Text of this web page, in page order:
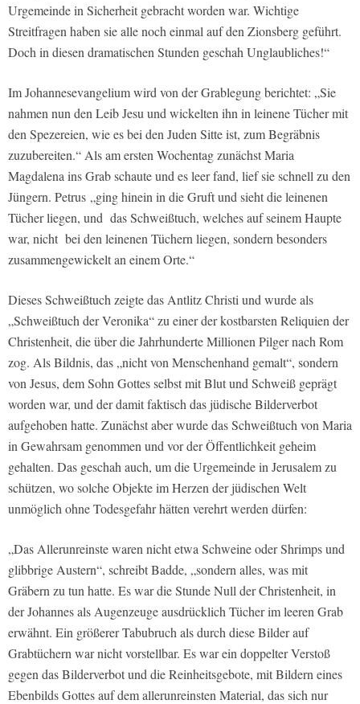
Urgemeinde in Sicherheit gebracht worden war. Wichtige
Streitfragen haben sie alle noch einmal auf den Zionsberg geführt.
Doch in diesen dramatischen Stunden geschah Unglaubliches!“
Im Johannesevangelium wird von der Grablegung berichtet: „Sie
nahmen nun den Leib Jesu und wickelten ihn in leinene Tücher mit
den Spezereien, wie es bei den Juden Sitte ist, zum Begräbnis
zuzubereiten.“ Als am ersten Wochentag zunächst Maria
Magdalena ins Grab schaute und es leer fand, lief sie schnell zu den
Jüngern. Petrus „ging hinein in die Gruft und sieht die leinenen
Tücher liegen, und das Schweißtuch, welches auf seinem Haupte
war, nicht bei den leinenen Tüchern liegen, sondern besonders
zusammengewickelt an einem Orte.“
Dieses Schweißtuch zeigte das Antlitz Christi und wurde als
„Schweißtuch der Veronika“ zu einer der kostbarsten Reliquien der
Christenheit, die über die Jahrhunderte Millionen Pilger nach Rom
zog. Als Bildnis, das „nicht von Menschenhand gemalt“, sondern
von Jesus, dem Sohn Gottes selbst mit Blut und Schweiß geprägt
worden war, und der damit faktisch das jüdische Bilderverbot
aufgehoben hatte. Zunächst aber wurde das Schweißtuch von Maria
in Gewahrsam genommen und vor der Öffentlichkeit geheim
gehalten. Das geschah auch, um die Urgemeinde in Jerusalem zu
schützen, wo solche Objekte im Herzen der jüdischen Welt
unmöglich ohne Todesgefahr hätten verehrt werden dürfen:
„Das Allerunreinste waren nicht etwa Schweine oder Shrimps und
glibbrige Austern“, schreibt Badde, „sondern alles, was mit
Gräbern zu tun hatte. Es war die Stunde Null der Christenheit, in
der Johannes als Augenzeuge ausdrücklich Tücher im leeren Grab
erwähnt. Ein größerer Tabubruch als durch diese Bilder auf
Grabtüchern war nicht vorstellbar. Es war ein doppelter Verstoß
gegen das Bilderverbot und die Reinheitsgebote, mit Bildern eines
Ebenbilds Gottes auf dem allerunreinsten Material, das sich nur